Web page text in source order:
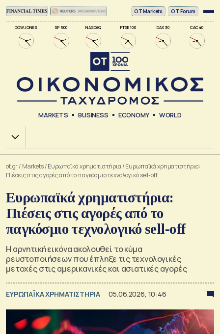
DOW JONES SP 500 NASDAQ FTSE 100 DAX 30 CAC 40
ΟΤ Markets OT Forum
MARKETS BUSINESS ECONOMY WORLD
Χ.Α.
ot.gr/ Markets/Ευρωπαϊκά χρηματιστήρια /Ευρωπαϊκά χρηματιστήρια:
Πιέσεις στις αγορές από το παγκόσμιο τεχνολογικό sell-off
Ευρωπαϊκά χρηματιστήρια:
Πιέσεις στις αγορές από το
παγκόσμιο τεχνολογικό sell-off
Η αρνητική εικόνα ακολουθεί το κύμα
ρευστοποιήσεων που έπληξε τις τεχνολογικές
μετοχές στις αμερικανικές και ασιατικές αγορές
ΕΥΡΩΠΑΪΚΑ ΧΡΗΜΑΤΙΣΤΗΡΙΑ 05.06.2026, 10:46